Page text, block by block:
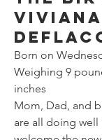
Born on
Weighing 9
inches
Mom, Dad, and
are all doing